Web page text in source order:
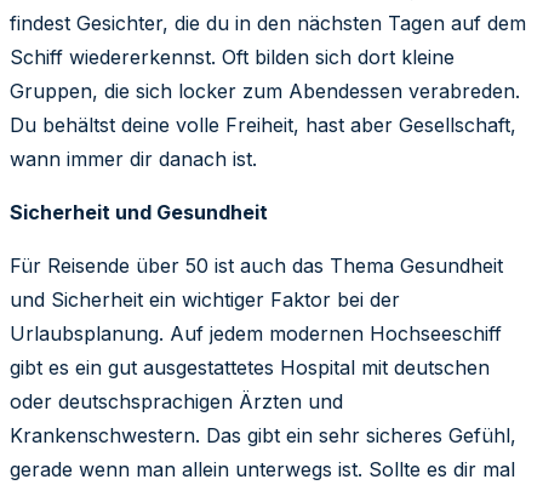
findest Gesichter, die du in den nächsten Tagen auf dem
Schiff wiedererkennst. Oft bilden sich dort kleine
Gruppen, die sich locker zum Abendessen verabreden.
Du behältst deine volle Freiheit, hast aber Gesellschaft,
wann immer dir danach ist.
Sicherheit und Gesundheit
Für Reisende über 50 ist auch das Thema Gesundheit
und Sicherheit ein wichtiger Faktor bei der
Urlaubsplanung. Auf jedem modernen Hochseeschiff
gibt es ein gut ausgestattetes Hospital mit deutschen
oder deutschsprachigen Ärzten und
Krankenschwestern. Das gibt ein sehr sicheres Gefühl,
gerade wenn man allein unterwegs ist. Sollte es dir mal